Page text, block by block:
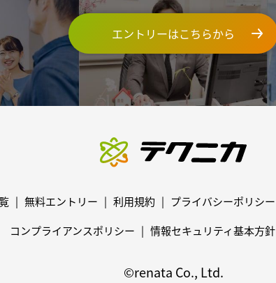
エントリーはこちらから
無料エントリー 利用規約 プライバシーポリシー
コンプライアンスポリシー
情報セキュリティ基本方針
©renata Co., Ltd.